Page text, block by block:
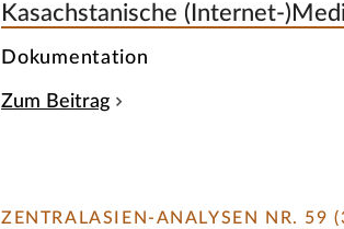
Kasachstanische (Internet-
Dokumentation
Zum Beitrag
ZENTRALASIEN-ANALYSEN NR. 59